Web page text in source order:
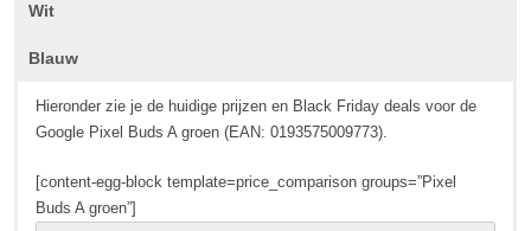
Wit
Blauw
Hieronder zie je de huidige prijzen en Black Friday deals voor de
Google Pixel Buds A groen (EAN: 0193575009773).
[content-egg-block template=price_comparison groups=”Pixel
Buds A groen”]